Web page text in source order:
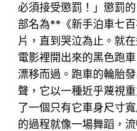
必須接受懲罰！」懲罰
部名為**《新手泊車七
片，直到哭泣為止。就
電影裡開出來的黑色跑
漂移而過。跑車的輪胎
聲，它以一種近乎蔑視
了一個只有它車身尺寸
的過程就像一場舞蹈，